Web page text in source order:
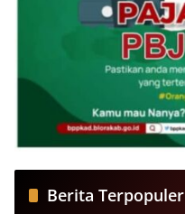
Berita Terpopuler